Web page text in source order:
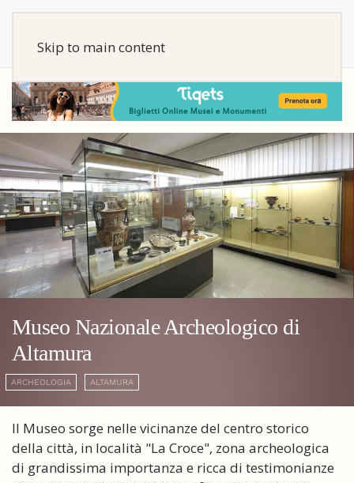
Skip to main content
Museo Nazionale Archeologico di
Altamura
ARCHEOLOGIA ALTAMURA
Il Museo sorge nelle vicinanze del centro storico
della città, in località "La Croce", zona archeologica
di grandissima importanza e ricca di testimonianze